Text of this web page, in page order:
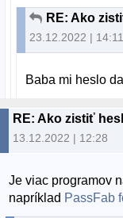
RE: Ako
23.12.2022 | 14:11
Baba mi heslo
RE: Ako zistiť
13.12.2022 | 12:28
Je viac programov
napríklad PassFab